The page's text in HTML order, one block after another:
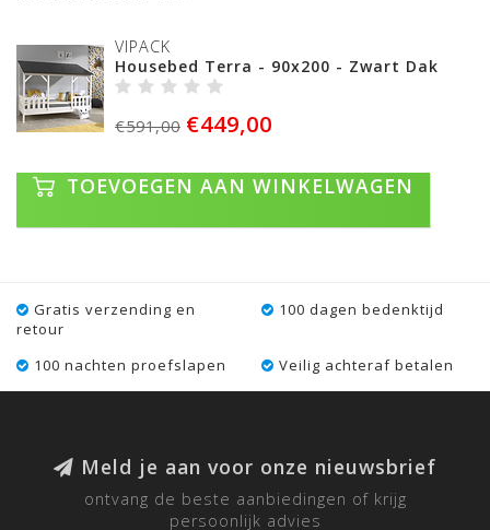
VIPACK
Housebed Terra - 90x200 - Zwart Dak
€591,00 €449,00
TOEVOEGEN AAN WINKELWAGEN
Gratis verzending en
retour
100 dagen bedenktijd
100 nachten proefslapen Veilig achteraf betalen
Meld je aan voor onze nieuwsbrief
ontvang de beste aanbiedingen of krijg
persoonlijk advies